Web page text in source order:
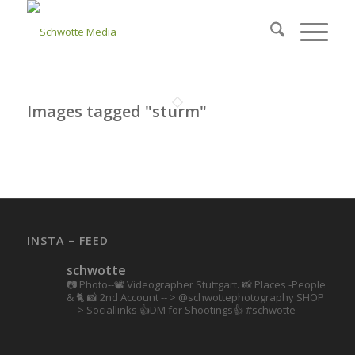
Images tagged "sturm"
INSTA – FEED
schwotte
📷 Photo--📽️ Videographer Stuttgart. 📸 Places -People
& 🐈 📸 2nd Account-- > @schwottephotography SHOP
- - > Sociallinks 👍DM for Shootings👍 #schwotte